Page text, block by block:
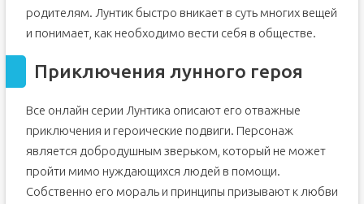
родителям. Лунтик быстро вникает в суть многих вещей
и понимает, как необходимо вести себя в обществе.
Приключения лунного героя
Все онлайн серии Лунтика описают его отважные
приключения и героические подвиги. Персонаж
является добродушным зверьком, который не может
пройти мимо нуждающихся людей в помощи.
Собственно его мораль и принципы призывают к любви